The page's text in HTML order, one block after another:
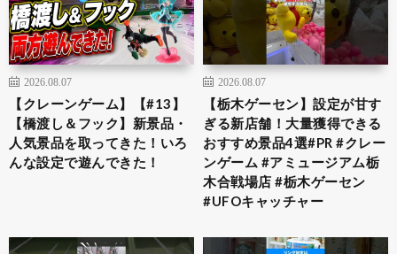
2026.08.07
【クレーンゲーム】【#13】
【橋渡し＆フック】新景品・
人気景品を取ってきた！いろ
んな設定で遊んできた！
2026.08.07
​【栃木ゲーセン】設定が甘す
ぎる新店舗！大量獲得できる
おすすめ景品4選​#PR #クレー
ンゲーム #アミュージアム栃
木合戦場店 #栃木ゲーセン
#UFOキャッチャー